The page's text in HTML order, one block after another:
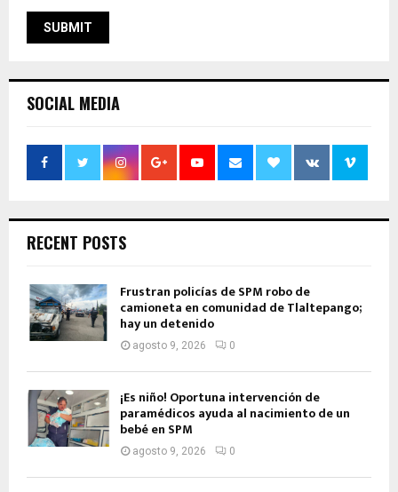
SOCIAL MEDIA
RECENT POSTS
Frustran policías de SPM robo de
camioneta en comunidad de Tlaltepango;
hay un detenido
agosto 9, 2026 0
¡Es niño! Oportuna intervención de
paramédicos ayuda al nacimiento de un
bebé en SPM
agosto 9, 2026 0